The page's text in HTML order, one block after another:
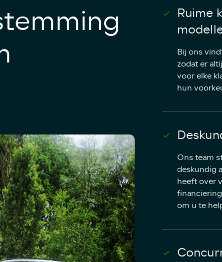
Ruime
Bij ons
zodat er
voor elke
hun
Ons team
deskundig
heeft over
om u te